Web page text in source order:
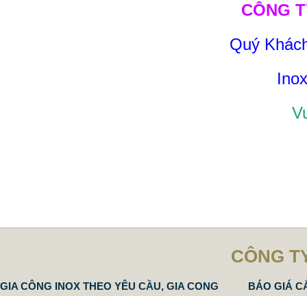
CÔNG
Quý
CÔNG
GIA CÔNG INOX THEO YÊU CẦU, GIA CONG
BÁO GIÁ